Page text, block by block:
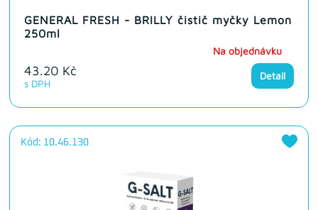
GENERAL FRESH - BRILLY čistič myčky Lemon
250ml
43.20 Kč
s DPH
Na objednávku
Detail
Kód: 10.46.130